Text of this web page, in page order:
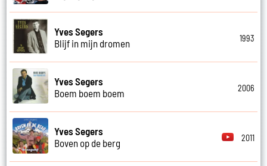
Yves Segers
Blijf in mijn dromen
1993
Yves Segers
Boem boem boem
2006
Yves Segers
Boven op de berg
2011